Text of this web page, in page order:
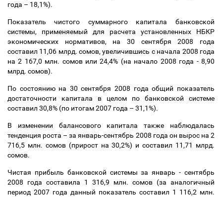
года – 18,1%).
Показатель чистого суммарного капитала банковской
системы, применяемый для расчета установленных НБКР
экономических нормативов, на 30 сентября 2008 года
составил 11,06 млрд. сомов, увеличившись с начала 2008 года
на 2 167,0 млн. сомов или 24,4% (на начало 2008 года - 8,90
млрд. сомов).
По состоянию на 30 сентября 2008 года общий показатель
достаточности капитала в целом по банковской системе
составил 30,8% (по итогам 2007 года – 31,1%).
В изменении балансового капитала также наблюдалась
тенденция роста – за январь-сентябрь 2008 года он вырос на 2
716,5 млн. сомов (прирост на 30,2%) и составил 11,71 млрд.
сомов.
Чистая прибыль банковской системы за январь - сентябрь
2008 года составила 1 316,9 млн. сомов (за аналогичный
период 2007 года данный показатель составил 1 116,2 млн.